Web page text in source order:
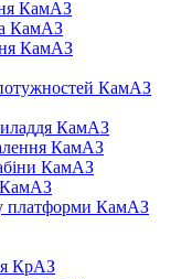
КамАЗ
КамАЗ
КамАЗ
КамАЗ
КамАЗ
КамАЗ
КамАЗ
КамАЗ
платформи КамАЗ
КрАЗ